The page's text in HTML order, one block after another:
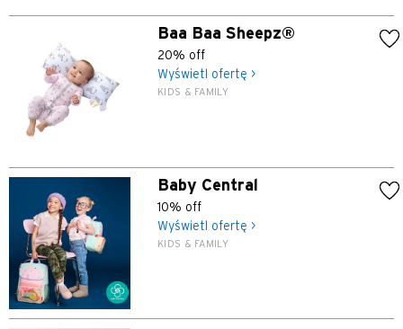
Baa Baa Sheepz®
20% off
Wyświetl ofertę >
KIDS & FAMILY
Baby Central
10% off
Wyświetl ofertę >
KIDS & FAMILY